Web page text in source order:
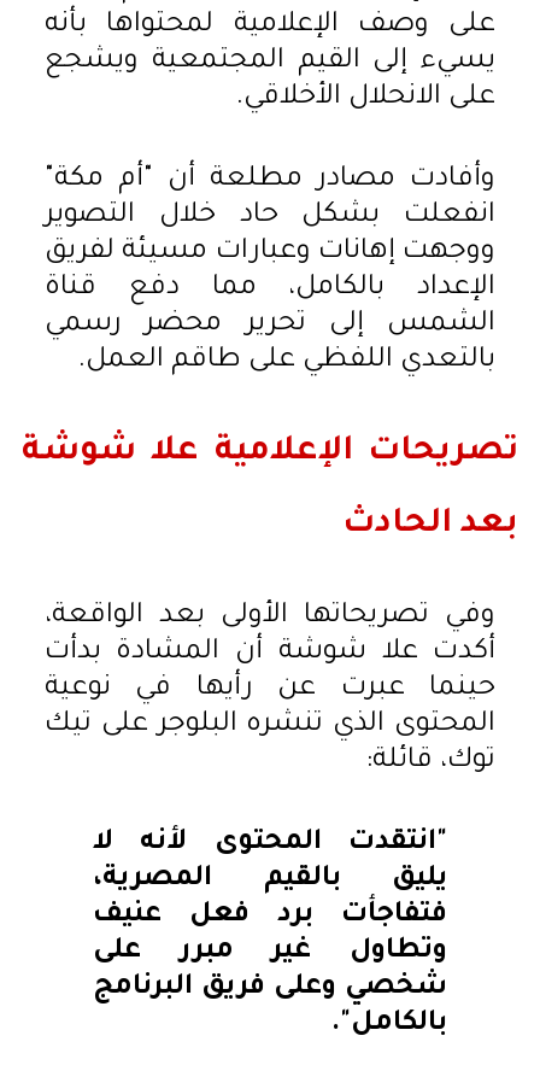
على وصف الإعلامية لمحتواها بأنه
يسيء إلى القيم المجتمعية ويشجع
على الانحلال الأخلاقي.
وأفادت مصادر مطلعة أن "أم مكة"
انفعلت بشكل حاد خلال التصوير
ووجهت إهانات وعبارات مسيئة لفريق
الإعداد بالكامل، مما دفع قناة
الشمس إلى تحرير محضر رسمي
بالتعدي اللفظي على طاقم العمل.
تصريحات الإعلامية علا شوشة
بعد الحادث
وفي تصريحاتها الأولى بعد الواقعة،
أكدت علا شوشة أن المشادة بدأت
حينما عبرت عن رأيها في نوعية
المحتوى الذي تنشره البلوجر على تيك
توك، قائلة:
"انتقدت المحتوى لأنه لا
يليق بالقيم المصرية،
فتفاجأت برد فعل عنيف
وتطاول غير مبرر على
شخصي وعلى فريق البرنامج
بالكامل".